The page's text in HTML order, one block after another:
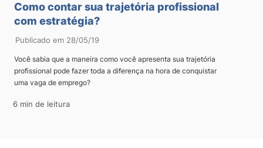
Como contar sua trajetória profissional
com estratégia?
Publicado em 28/05/19
Você sabia que a maneira como você apresenta sua trajetória
profissional pode fazer toda a diferença na hora de conquistar
uma vaga de emprego?
6 min de leitura